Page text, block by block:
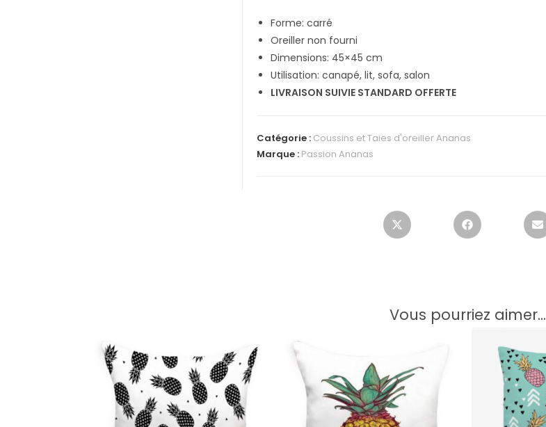
Forme: carré
Oreiller non fourni
Dimensions: 45×45 cm
Utilisation: canapé, lit, sofa, salon
LIVRAISON SUIVIE STANDARD OFFERTE
Catégorie : Coussins et Taies d'oreiller Ananas
Marque : Passion Ananas
Vous pourriez aimer...